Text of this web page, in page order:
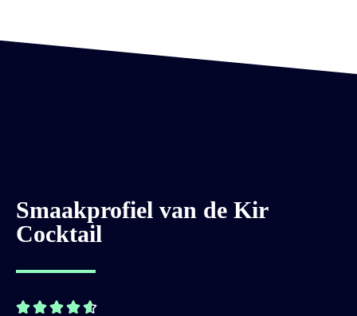
Smaakprofiel van de Kir
Cocktail
